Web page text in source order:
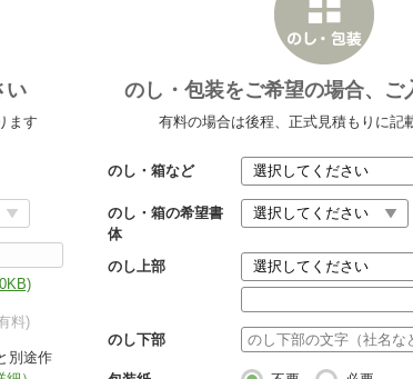
い
ます
料)
別途作
のし・包装をご希望の場合、ご
有料の場合は後程、正式見積もりに記
のし・箱など
のし・箱の希望書
体
のし上部
のし下部